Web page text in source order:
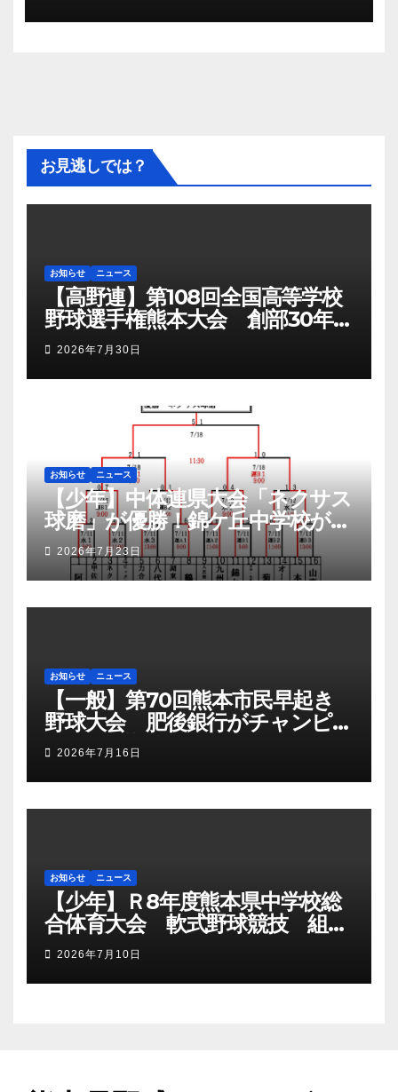
お見逃しでは？
お知らせ ニュース
【高野連】第108回全国高等学校
野球選手権熊本大会 創部30年有
明高校悲願の初優勝
2026年7月30日
お知らせ ニュース
【少年】中体連県大会「ネクサス
球磨」が優勝！錦ケ丘中学校が準
優勝！九州大会へ
2026年7月23日
お知らせ ニュース
【一般】第70回熊本市民早起き
野球大会 肥後銀行がチャンピオ
ンシップ初優勝
2026年7月16日
お知らせ ニュース
【少年】Ｒ8年度熊本県中学校総
合体育大会 軟式野球競技 組み
合わせ
2026年7月10日